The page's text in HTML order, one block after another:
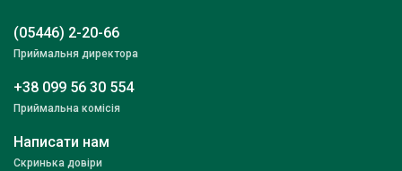
(05446) 2-20-66
Приймальня директора
+38 099 56 30 554
Приймальна комісія
Написати нам
Скринька довіри